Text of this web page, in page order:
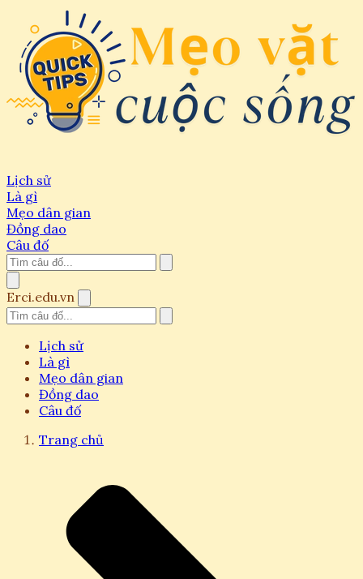
Lịch sử
Là gì
Mẹo dân gian
Đồng dao
Câu đố
Erci.edu.vn
Lịch sử
Là gì
Mẹo dân gian
Đồng dao
Câu đố
Trang chủ